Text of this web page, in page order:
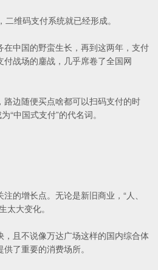
维码支付系统就已经形成。
中国的野蛮生长，再到这两年，支付
战场的鏖战，几乎席卷了全国网
路边随便买点啥都可以扫码支付的时
“中国式支付”的代名词。
的增长点。无论是新旧商业，“人、
太大变化。
且不说像万达广场这样的国内综合体
了重要的消费场所。